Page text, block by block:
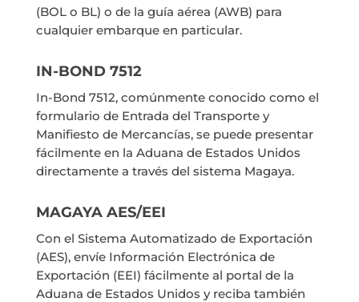
(BOL o BL) o de la guía aérea (AWB) para
cualquier embarque en particular.
IN-BOND 7512
In-Bond 7512, comúnmente conocido como el
formulario de Entrada del Transporte y
Manifiesto de Mercancías, se puede presentar
fácilmente en la Aduana de Estados Unidos
directamente a través del sistema Magaya.
MAGAYA AES/EEI
Con el Sistema Automatizado de Exportación
(AES), envíe Información Electrónica de
Exportación (EEI) fácilmente al portal de la
Aduana de Estados Unidos y reciba también